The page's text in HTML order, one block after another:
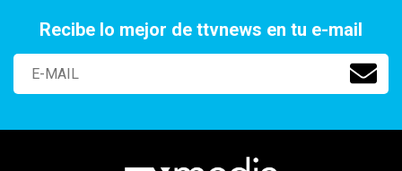
Recibe lo mejor de ttvnews en tu e-mail